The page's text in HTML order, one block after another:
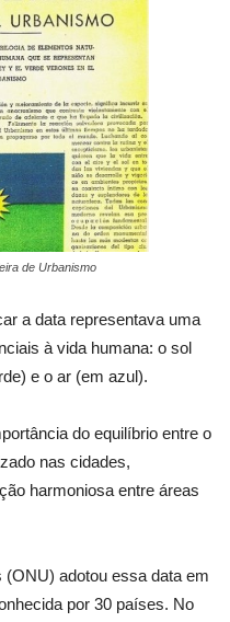
de Urbanismo
a data representava uma
à vida humana: o sol
e o ar (em azul).
do equilíbrio entre o
nas cidades,
harmoniosa entre áreas
adotou essa data em
por 30 países. No